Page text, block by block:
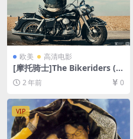
欧美 高清电影
[摩托骑士]The Bikeriders (2
023)[百度网盘+夸克网盘1080
P超清未删减资源][网盘在线播
放/下载][MP4/7GB][中英字
幕]
2 年前 0
VIP